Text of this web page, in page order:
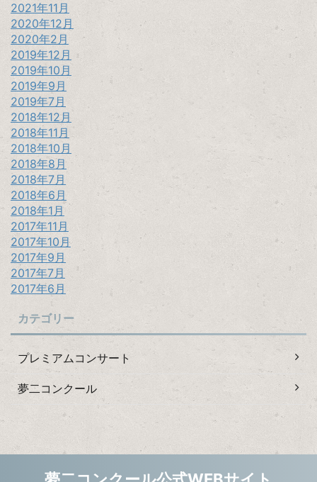
2021年11月
2020年12月
2020年2月
2019年12月
2019年10月
2019年9月
2019年7月
2018年12月
2018年11月
2018年10月
2018年8月
2018年7月
2018年6月
2018年1月
2017年11月
2017年10月
2017年9月
2017年7月
2017年6月
カテゴリー
プレミアムコンサート
夢二コンクール